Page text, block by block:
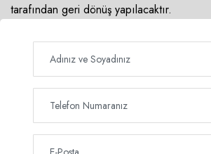
tarafından geri dönüş yapılacaktır.